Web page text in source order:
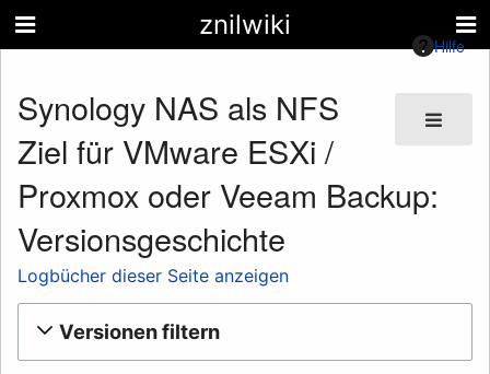
znilwiki
Hilfe
Synology NAS als NFS
Ziel für VMware ESXi /
Proxmox oder Veeam Backup:
Versionsgeschichte
Logbücher dieser Seite anzeigen
Versionen filtern